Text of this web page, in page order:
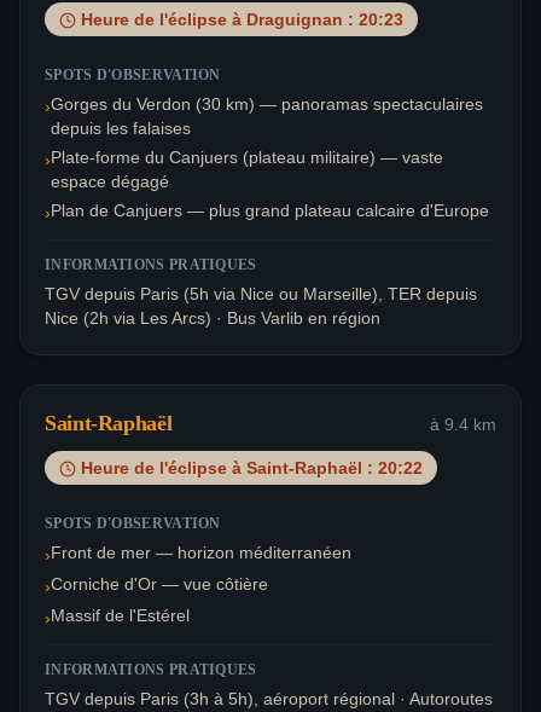
Heure de l'éclipse à Draguignan : 20:23
SPOTS D'OBSERVATION
›Gorges du Verdon (30 km) — panoramas spectaculaires
depuis les falaises
›Plate-forme du Canjuers (plateau militaire) — vaste
espace dégagé
›Plan de Canjuers — plus grand plateau calcaire d'Europe
INFORMATIONS PRATIQUES
TGV depuis Paris (5h via Nice ou Marseille), TER depuis
Nice (2h via Les Arcs) · Bus Varlib en région
Saint-Raphaël à 9.4 km
Heure de l'éclipse à Saint-Raphaël : 20:22
SPOTS D'OBSERVATION
›Front de mer — horizon méditerranéen
›Corniche d'Or — vue côtière
›Massif de l'Estérel
INFORMATIONS PRATIQUES
TGV depuis Paris (3h à 5h), aéroport régional · Autoroutes